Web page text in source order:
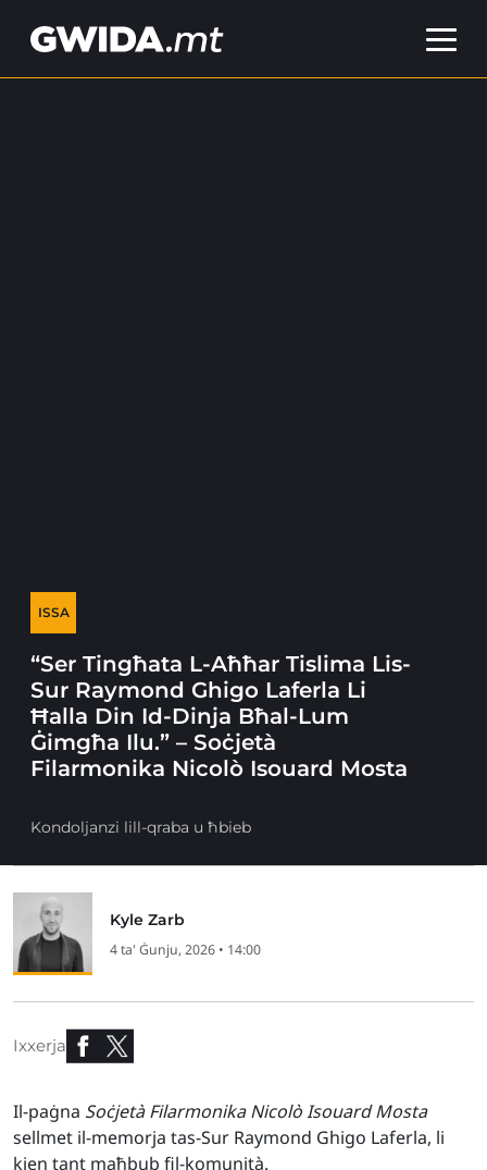
ISSA
“Ser Tingħata L-Aħħar Tislima Lis-
Sur Raymond Ghigo Laferla Li
Ħalla Din Id-Dinja Bħal-Lum
Ġimgħa Ilu.” – Soċjetà
Filarmonika Nicolò Isouard Mosta
Kondoljanzi lill-qraba u ħbieb
Kyle Zarb
4 ta' Ġunju, 2026 • 14:00
Ixxerja
Il-paġna Soċjetà Filarmonika Nicolò Isouard Mosta
sellmet il-memorja tas-Sur Raymond Ghigo Laferla, li
kien tant maħbub fil-komunità.